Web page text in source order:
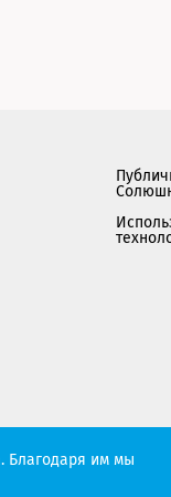
Мы
Благодаря им мы